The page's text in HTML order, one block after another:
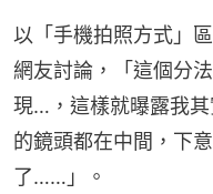
以「手機拍照方式」
網友討論，「這個分
現…，這樣就曝露我
的鏡頭都在中間，下
了……」。